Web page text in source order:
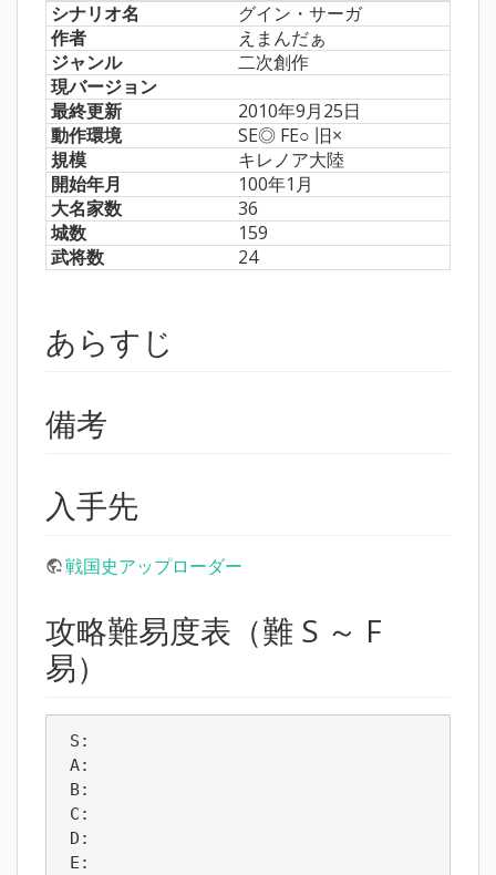
シナリオ名
グイン・サーガ
作者
えまんだぁ
ジャンル
二次創作
現バージョン
最終更新
2010年9月25日
動作環境
SE◎ FE○ 旧×
規模
キレノア大陸
開始年月
100年1月
大名家数
36
城数
159
武将数
24
あらすじ
備考
入手先
戦国史アップローダー
攻略難易度表（難 S ～ F
易）